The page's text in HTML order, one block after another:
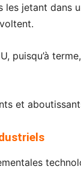
jetant dans
puisqu’à
et